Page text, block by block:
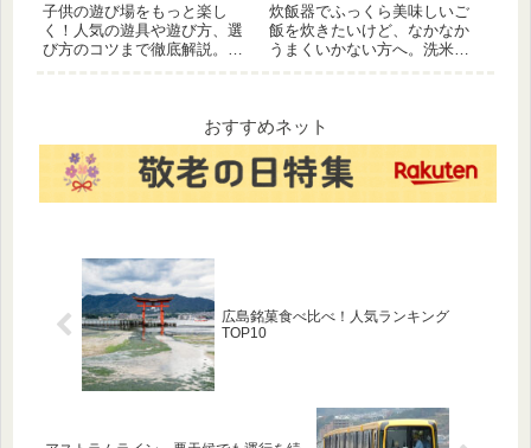
子供の遊び場をもっと楽し
く！人気の遊具や遊び方、選
び方のコツまで徹底解説。子
炊飯器でふっくら美味しいご
飯を炊きたいけど、なかなか
うまくいかない方へ。洗米か
おすすめネット
広島銘菓食べ比べ！人気ランキング
TOP10